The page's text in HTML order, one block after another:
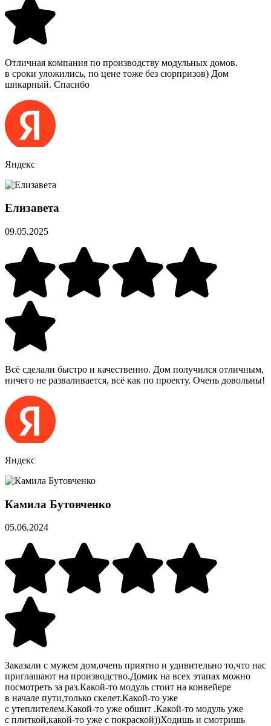
Отличная компания по производству модульных домов.
в сроки уложились, по цене тоже без сюрпризов) Дом
шикарный. Спасибо
Яндекс
Елизавета
09.05.2025
Всё сделали быстро и качественно. Дом получился отличным,
ничего не разваливается, всё как по проекту. Очень довольны!
Яндекс
Камила Бутовченко
05.06.2024
Заказали с мужем дом,очень приятно и удивительно то,что нас
приглашают на производство.Домик на всех этапах можно
посмотреть за раз.Какой-то модуль стоит на конвейере
в начале пути,только скелет.Какой-то уже
с утеплителем.Какой-то уже обшит .Какой-то модуль уже
с плиткой,какой-то уже с покраской))Ходишь и смотришь